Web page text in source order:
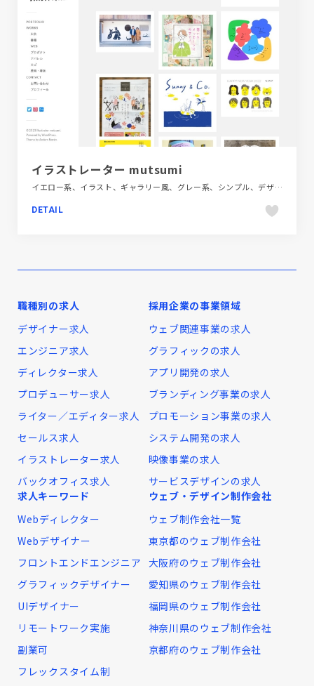
イラストレーター mutsumi
イエロー系、イラスト、ギャラリー風、グレー系、シンプル、デザイン・アート・音楽・文芸、ナチュラル、ホワイト系、ポートフォリオ、大きめ写真、手書き・ハンドメイド
DETAIL
職種別の求人
デザイナー求人
エンジニア求人
ディレクター求人
プロデューサー求人
ライター／エディター求人
セールス求人
イラストレーター求人
バックオフィス求人
採用企業の事業領域
ウェブ関連事業の求人
グラフィックの求人
アプリ開発の求人
ブランディング事業の求人
プロモーション事業の求人
システム開発の求人
映像事業の求人
サービスデザインの求人
求人キーワード
Webディレクター
Webデザイナー
フロントエンドエンジニア
グラフィックデザイナー
UIデザイナー
リモートワーク実施
副業可
フレックスタイム制
ウェブ・デザイン制作会社
ウェブ制作会社一覧
東京都のウェブ制作会社
大阪府のウェブ制作会社
愛知県のウェブ制作会社
福岡県のウェブ制作会社
神奈川県のウェブ制作会社
京都府のウェブ制作会社